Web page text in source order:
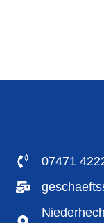
07471